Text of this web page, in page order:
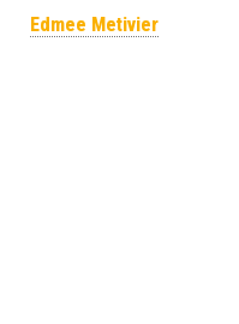
Edmee Metivier